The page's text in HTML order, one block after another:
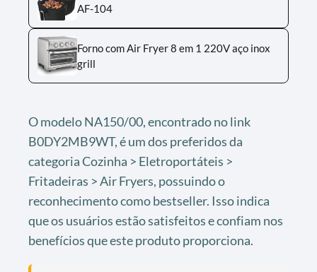
AF-104
Forno com Air Fryer 8 em 1 220V aço inox
grill
O modelo NA150/00, encontrado no link
B0DY2MB9WT, é um dos preferidos da
categoria Cozinha > Eletroportáteis >
Fritadeiras > Air Fryers, possuindo o
reconhecimento como bestseller. Isso indica
que os usuários estão satisfeitos e confiam nos
benefícios que este produto proporciona.